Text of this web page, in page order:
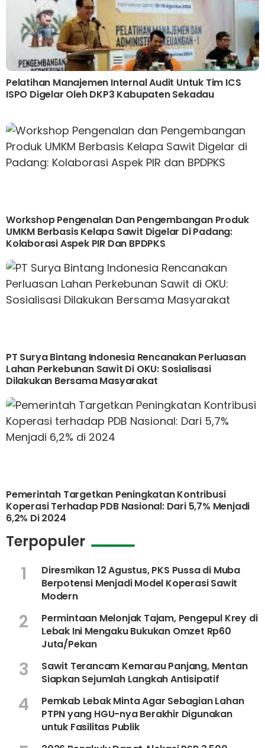
Pelatihan Manajemen Internal Audit Untuk Tim ICS
ISPO Digelar Oleh DKP3 Kabupaten Sekadau
Workshop Pengenalan Dan Pengembangan Produk
UMKM Berbasis Kelapa Sawit Digelar Di Padang:
Kolaborasi Aspek PIR Dan BPDPKS
PT Surya Bintang Indonesia Rencanakan Perluasan
Lahan Perkebunan Sawit Di OKU: Sosialisasi
Dilakukan Bersama Masyarakat
Pemerintah Targetkan Peningkatan Kontribusi
Koperasi Terhadap PDB Nasional: Dari 5,7% Menjadi
6,2% Di 2024
Terpopuler
1
Diresmikan 12 Agustus, PKS Pussa di Muba
Berpotensi Menjadi Model Koperasi Sawit
Modern
2
Permintaan Melonjak Tajam, Pengepul Krey di
Lebak Ini Mengaku Bukukan Omzet Rp60
Juta/Pekan
3
Sawit Terancam Kemarau Panjang, Mentan
Siapkan Sejumlah Langkah Antisipatif
4
Pemkab Lebak Minta Agar Sebagian Lahan
PTPN yang HGU-nya Berakhir Digunakan
untuk Fasilitas Publik